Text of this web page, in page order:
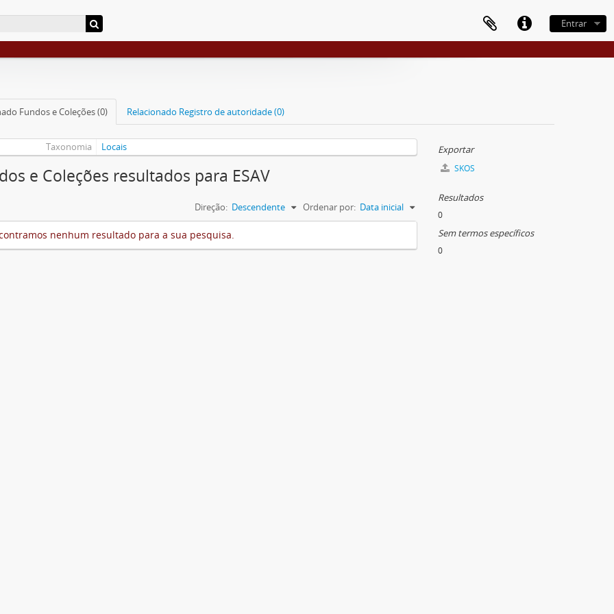
Entrar
Fundos e Coleções (0) Relacionado Registro de autoridade (0)
Taxonomia Locais
e Coleções resultados para ESAV
Ordenar por: Data inicial
Direção: Descendente
nenhum resultado para a sua pesquisa.
Exportar
SKOS
Resultados
0
Sem termos específicos
0